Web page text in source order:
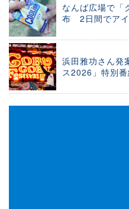
なんば広場で「
布 2日間でア
浜田雅功さん発
ス2026」特別